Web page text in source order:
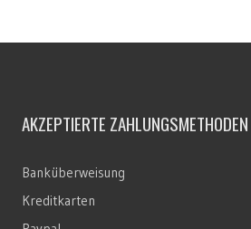
AKZEPTIERTE ZAHLUNGSMETHODEN
Banküberweisung
Kreditkarten